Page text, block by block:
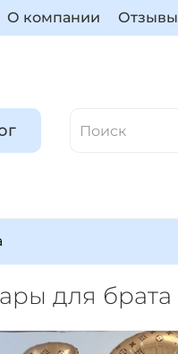
О компании Отзывы
для брата